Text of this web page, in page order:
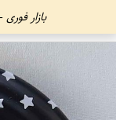
بازار